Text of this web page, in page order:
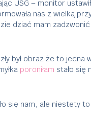
USG – monitor
nas z wielką
dziać mam
był obraz że to jedna
poroniłam stało się
się nam, ale niestety